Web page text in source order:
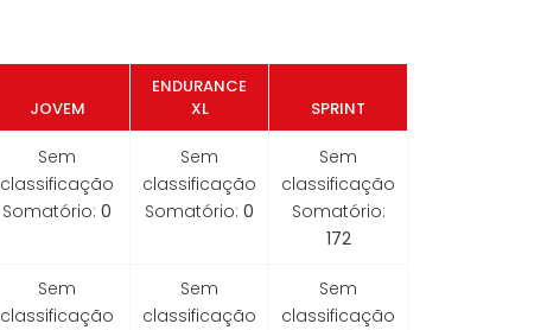
JOVEM
ENDURANCE
XL
SPRINT
Sem
classificação
Somatório: 0
Sem
classificação
Somatório: 0
Sem
classificação
Somatório:
172
Sem
classificação
Sem
classificação
Sem
classificação